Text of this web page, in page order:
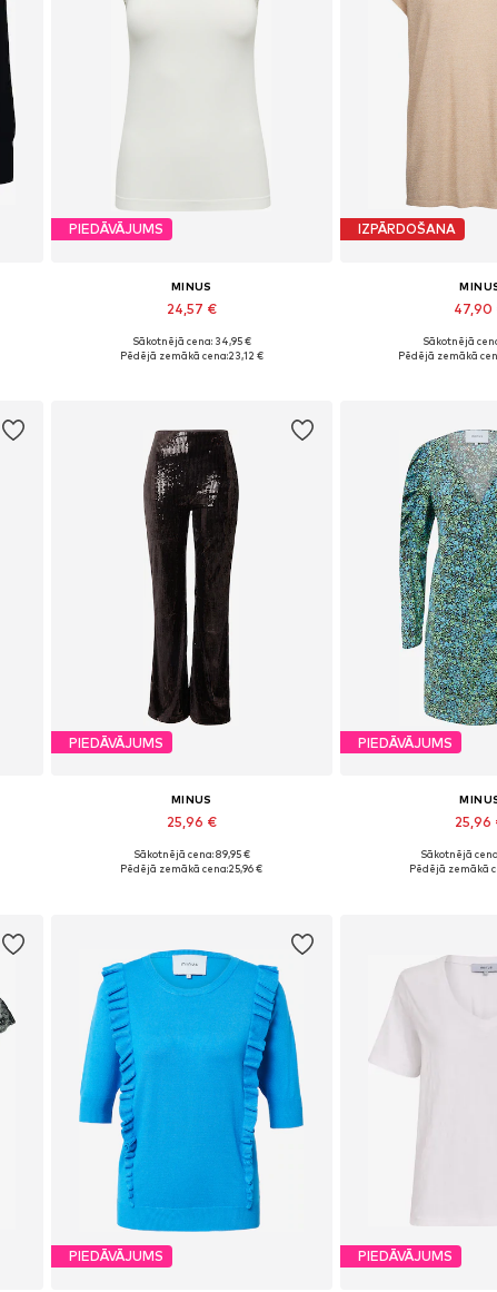
PIEDĀVĀJUMS
MINUS
24,57 €
Pieejamie izmēri: S, M, XL, XXL
Sākotnējā cena: 34,95 €
Pēdējā zemākā cena:23,12 €
IZPĀRDOŠANA
47,90
Pieejamie izmēri:
Sākotnējā
Pēdējā zemākā
PIEDĀVĀJUMS
MINUS
25,96 €
Pieejamie izmēri: 38, 40
Sākotnējā cena: 89,95 €
Pēdējā zemākā cena:25,96 €
PIEDĀVĀJUMS
25,96
Pieejamie
Sākotnējā
Pēdējā zemākā
PIEDĀVĀJUMS PIEDĀVĀJUMS